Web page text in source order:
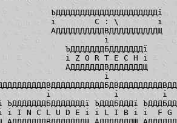
ЪДДДДДДДДДДДДДДДДДДДДДї
і        C : \        і
АДДДДДДДДДДВДДДДДДДДДДЩ
і
ЪДДДДДДДБДДДДДДДї
і Z O R T E C H і
АДДДДДДДВДДДДДДДЩ
і
і             і         і
ЪДДДДДДДБДДДДДДДї ЪДДДБДДДї
і I N C L U D E і і L I B і і  F